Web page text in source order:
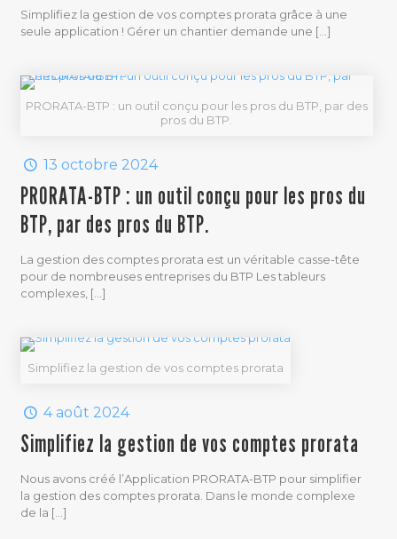
Simplifiez la gestion de vos comptes prorata grâce à une
seule application ! Gérer un chantier demande une […]
PRORATA-BTP : un outil conçu pour les pros du BTP, par des
pros du BTP.
13 octobre 2024
PRORATA-BTP : un outil conçu pour les pros du
BTP, par des pros du BTP.
La gestion des comptes prorata est un véritable casse-tête
pour de nombreuses entreprises du BTP Les tableurs
complexes, […]
Simplifiez la gestion de vos comptes prorata
4 août 2024
Simplifiez la gestion de vos comptes prorata
Nous avons créé l’Application PRORATA-BTP pour simplifier
la gestion des comptes prorata. Dans le monde complexe
de la […]